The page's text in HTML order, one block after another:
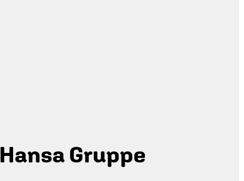
Hansa Gruppe